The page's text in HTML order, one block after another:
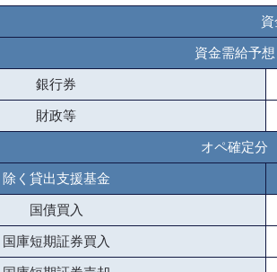
資
資金需給予想
銀行券
財政等
オペ確定分
除く貸出支援基金
国債買入
国庫短期証券買入